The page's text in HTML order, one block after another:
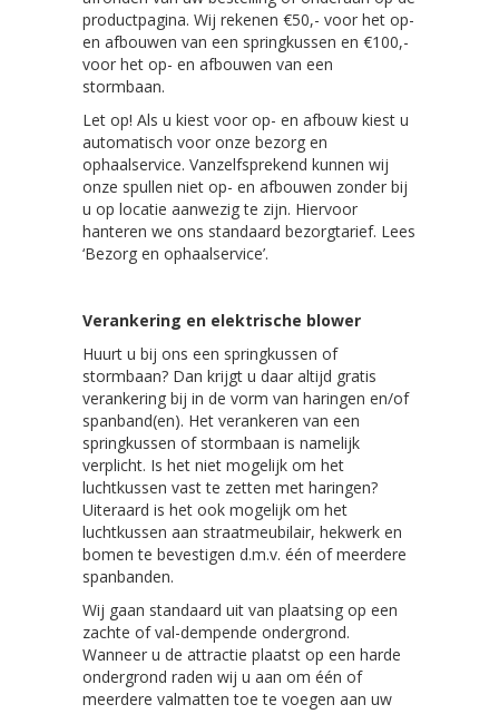
productpagina. Wij rekenen €50,- voor het op-
en afbouwen van een springkussen en €100,-
voor het op- en afbouwen van een
stormbaan.
Let op! Als u kiest voor op- en afbouw kiest u
automatisch voor onze bezorg en
ophaalservice. Vanzelfsprekend kunnen wij
onze spullen niet op- en afbouwen zonder bij
u op locatie aanwezig te zijn. Hiervoor
hanteren we ons standaard bezorgtarief. Lees
‘Bezorg en ophaalservice’.
Verankering en elektrische blower
Huurt u bij ons een springkussen of
stormbaan? Dan krijgt u daar altijd gratis
verankering bij in de vorm van haringen en/of
spanband(en). Het verankeren van een
springkussen of stormbaan is namelijk
verplicht. Is het niet mogelijk om het
luchtkussen vast te zetten met haringen?
Uiteraard is het ook mogelijk om het
luchtkussen aan straatmeubilair, hekwerk en
bomen te bevestigen d.m.v. één of meerdere
spanbanden.
Wij gaan standaard uit van plaatsing op een
zachte of val-dempende ondergrond.
Wanneer u de attractie plaatst op een harde
ondergrond raden wij u aan om één of
meerdere valmatten toe te voegen aan uw